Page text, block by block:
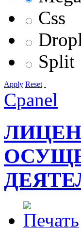
Css
Split
Apply Reset
Cpanel